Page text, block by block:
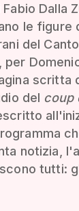
Dalla
le figure
del
scritta
del coup
notizia,
tutti: